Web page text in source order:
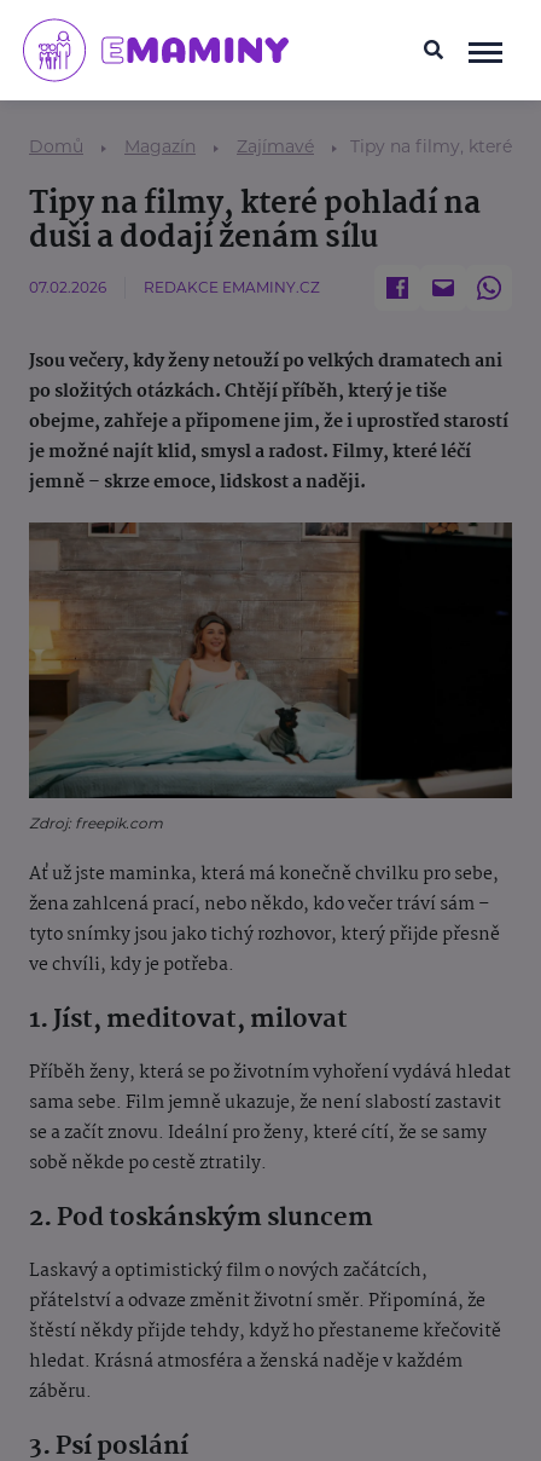
Domů Magazín Zajímavé Tipy na filmy, které
Tipy na filmy, které pohladí na
duši a dodají ženám sílu
07.02.2026 REDAKCE EMAMINY.CZ
Jsou večery, kdy ženy netouží po velkých dramatech ani
po složitých otázkách. Chtějí příběh, který je tiše
obejme, zahřeje a připomene jim, že i uprostřed starostí
je možné najít klid, smysl a radost. Filmy, které léčí
jemně – skrze emoce, lidskost a naději.
Zdroj: freepik.com
Ať už jste maminka, která má konečně chvilku pro sebe,
žena zahlcená prací, nebo někdo, kdo večer tráví sám –
tyto snímky jsou jako tichý rozhovor, který přijde přesně
ve chvíli, kdy je potřeba.
1. Jíst, meditovat, milovat
Příběh ženy, která se po životním vyhoření vydává hledat
sama sebe. Film jemně ukazuje, že není slabostí zastavit
se a začít znovu. Ideální pro ženy, které cítí, že se samy
sobě někde po cestě ztratily.
2. Pod toskánským sluncem
Laskavý a optimistický film o nových začátcích,
přátelství a odvaze změnit životní směr. Připomíná, že
štěstí někdy přijde tehdy, když ho přestaneme křečovitě
hledat. Krásná atmosféra a ženská naděje v každém
záběru.
3. Psí poslání